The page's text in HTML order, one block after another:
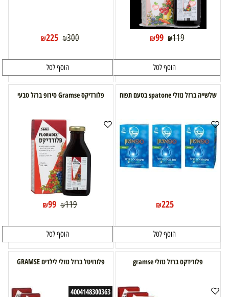
₪119
₪99
הוסף לסל
₪300
₪225
הוסף לסל
שלשייה ברזל נוזלי spatone בטעם תפוח
₪225
הוסף לסל
פלורדיקס Gramse סירופ ברזל טבעי
₪119
₪99
הוסף לסל
פלורידקס ברזל נוזלי gramse פלורויטל ברזל נוזלי לילדים GRAMSE
4004148300363